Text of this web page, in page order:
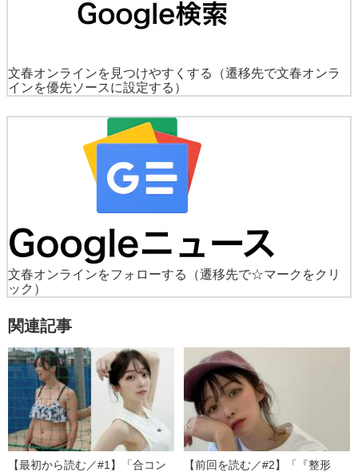
文春オンラインを見つけやすくする
（遷移先で文春オンラ
インを優先ソースに設定する）
文春オンラインをフォローする
（遷移先で☆マークをクリ
ック）
関連記事
【最初から読む／#1】「合コン
【前回を読む／#2】「『整形